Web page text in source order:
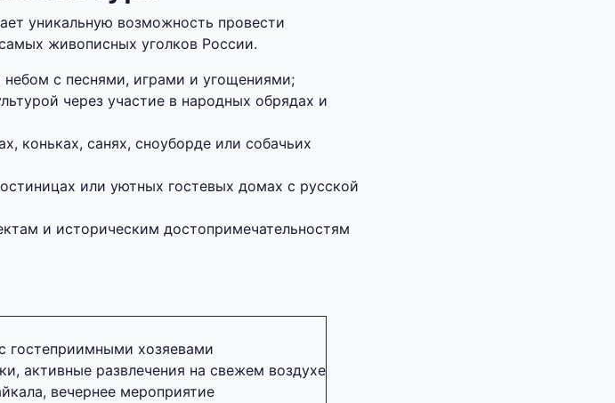
уникальную возможность провести
живописных уголков России.
с песнями, играми и угощениями;
через участие в народных обрядах и
коньках, санях, сноуборде или собачьих
или уютных гостевых домах с русской
и историческим достопримечательностям
гостеприимными хозяевами
активные развлечения на свежем воздухе
вечернее мероприятие